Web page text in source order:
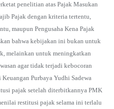
penelitian atas Pajak Masukan
Pajak dengan kriteria tertentu,
maupun Pengusaha Kena Pajak
bahwa kebijakan ini bukan untuk
melainkan untuk meningkatkan
agar tidak terjadi kebocoran
Purbaya Yudhi Sadewa
pajak setelah diterbitkannya PMK
restitusi pajak selama ini terlalu